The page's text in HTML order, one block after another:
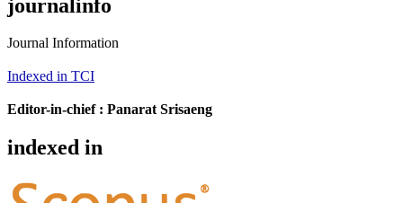
journalinfo
Journal Information
Indexed in TCI
Editor-in-chief : Panarat Srisaeng
indexed in